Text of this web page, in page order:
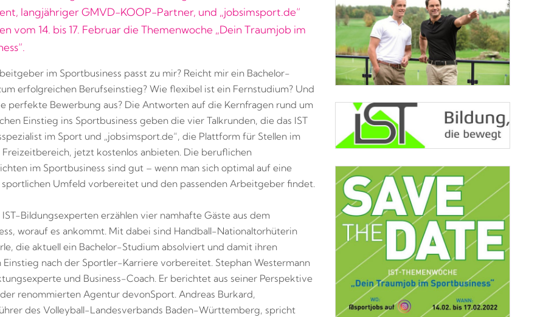
langjähriger GMVD-KOOP-Partner, und „jobsimsport.de“
vom 14. bis 17. Februar die Themenwoche „Dein Traumjob im
im Sportbusiness passt zu mir? Reicht mir ein Bachelor-
erfolgreichen Berufseinstieg? Wie flexibel ist ein Fernstudium? Und
perfekte Bewerbung aus? Die Antworten auf die Kernfragen rund um
Einstieg ins Sportbusiness geben die vier Talkrunden, die das IST
im Sport und „jobsimsport.de“, die Plattform für Stellen im
jetzt kostenlos anbieten. Die beruflichen
im Sportbusiness sind gut – wenn man sich optimal auf eine
sportlichen Umfeld vorbereitet und den passenden Arbeitgeber findet.
Bildungsexperten erzählen vier namhafte Gäste aus dem
worauf es ankommt. Mit dabei sind Handball-Nationaltorhüterin
die aktuell ein Bachelor-Studium absolviert und damit ihren
Einstieg nach der Sportler-Karriere vorbereitet. Stephan Westermann
und Business-Coach. Er berichtet aus seiner Perspektive
der renommierten Agentur devonSport. Andreas Burkard,
des Volleyball-Landesverbands Baden-Württemberg, spricht